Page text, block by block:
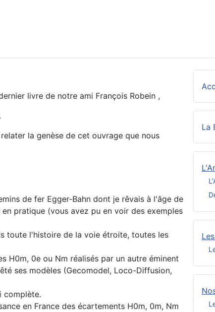
livre de notre ami François Robein ,
la genèse de cet ouvrage que nous
de fer Egger-Bahn dont je rêvais à l'âge de
pratique (vous avez pu en voir des exemples
toute l'histoire de la voie étroite, toutes les
H0m, 0e ou Nm réalisés par un autre éminent
ses modèles (Gecomodel, Loco-Diffusion,
complète.
en France des écartements H0m, 0m, Nm
La